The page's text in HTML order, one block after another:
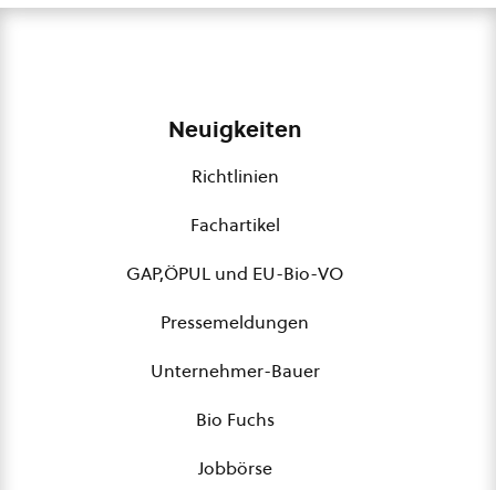
Neuigkeiten
Richtlinien
Fachartikel
GAP,ÖPUL und EU-Bio-VO
Pressemeldungen
Unternehmer-Bauer
Bio Fuchs
Jobbörse